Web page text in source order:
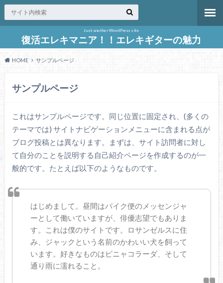
Just another WordPress site
復活エレキマニア！！エレキギターの魅力
HOME サンプルページ
サンプルページ
これはサンプルページです。同じ位置に固定され、(多くの
テーマでは) サイトナビゲーションメニューに含まれる点が
ブログ投稿とは異なります。まずは、サイト訪問者に対し
て自分のことを説明する自己紹介ページを作成するのが一
般的です。たとえば以下のようなものです。
はじめまして。昼間はバイク便のメッセンジャ
ーとして働いていますが、俳優志望でもありま
す。これは僕のサイトです。ロサンゼルスに住
み、ジャックという名前のかわいい犬を飼って
います。好きなものはピニャコラーダ、そして
通り雨に濡れること。